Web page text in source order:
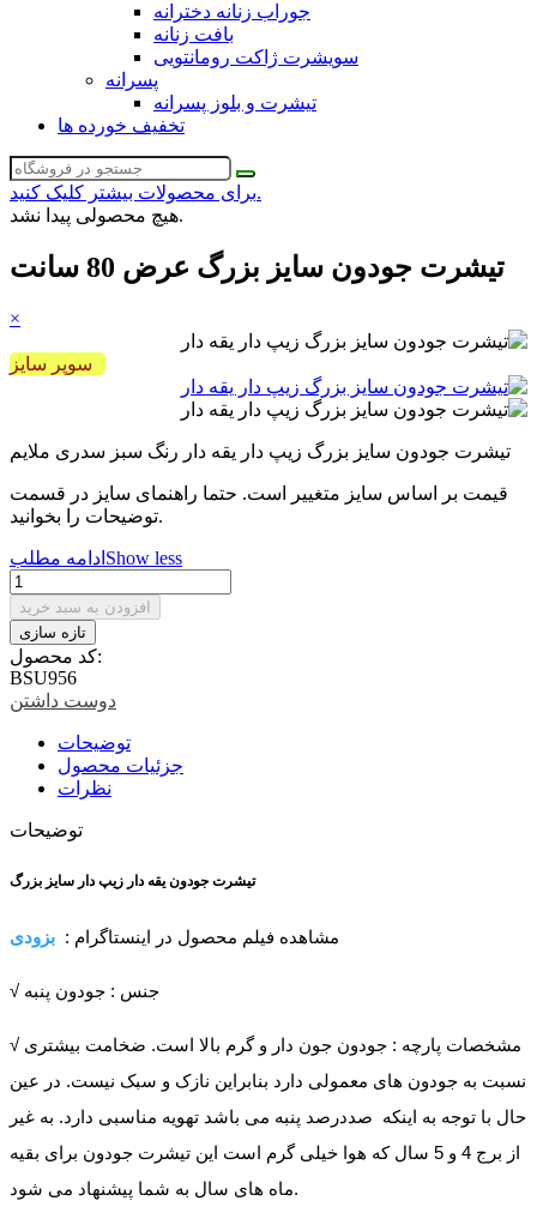
جوراب زنانه دخترانه
بافت زنانه
سویشرت ژاکت رومانتویی
پسرانه
تیشرت و بلوز پسرانه
تخفیف خورده ها
برای محصولات بیشتر کلیک کنید.
هیچ محصولی پیدا نشد.
تیشرت جودون سایز بزرگ عرض 80 سانت
×
سوپر سایز
تیشرت جودون سایز بزرگ زیپ دار یقه دار رنگ سبز سدری ملایم
قیمت بر اساس سایز متغییر است. حتما راهنمای سایز در قسمت
توضیحات را بخوانید.
ادامه مطلب Show less
افزودن به سبد خرید
کد محصول:
BSU956
دوست داشتن
توضیحات
جزئیات محصول
نظرات
توضیحات
تیشرت جودون یقه دار زیپ دار سایز بزرگ
مشاهده فیلم محصول در اینستاگرام :
√ مشخصات پارچه : جودون جون دار و گرم بالا است. ضخامت بیشتری
نسبت به جودون های معمولی دارد بنابراین نازک و سبک نیست. در عین
حال با توجه به اینکه صددرصد پنبه می باشد تهویه مناسبی دارد. به غیر
از برج 4 و 5 سال که هوا خیلی گرم است این تیشرت جودون برای بقیه
ماه های سال به شما پیشنهاد می شود.